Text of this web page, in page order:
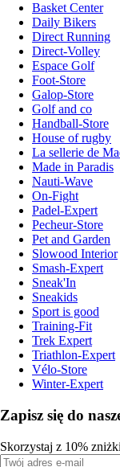
Basket Center
Daily Bikers
Direct Running
Direct-Volley
Espace Golf
Foot-Store
Galop-Store
Golf and co
Handball-Store
House of rugby
La sellerie de
Made in Paradis
Nauti-Wave
On-Fight
Padel-Expert
Pecheur-Store
Pet and Garden
Slowood Interior
Smash-Expert
Sneak'In
Sneakids
Sport is good
Training-Fit
Trek Expert
Triathlon-Expert
Vélo-Store
Winter-Expert
Zapisz się do
Skorzystaj z 10%